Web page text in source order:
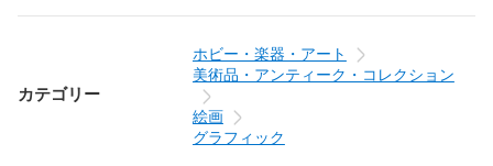
カテゴリー
ホビー・楽器・アート
美術品・アンティーク・コレクション
絵画
グラフィック